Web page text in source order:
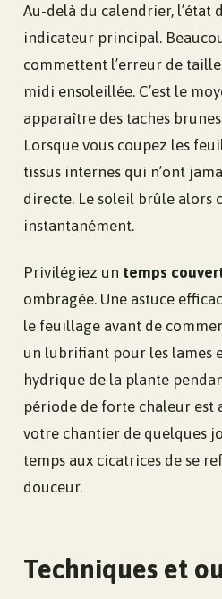
Au-delà du calendrier, l’état
indicateur principal.
commettent l’erreur de
midi ensoleillée. C’est le
apparaître des taches
Lorsque vous coupez les
tissus internes qui n’ont
directe. Le soleil brûle alors
instantanément.
Privilégiez un temps
ombragée. Une astuce
le feuillage avant de
un lubrifiant pour les lames
hydrique de la plante
période de forte chaleur est
votre chantier de quelques
temps aux cicatrices de se
douceur.
Techniques et